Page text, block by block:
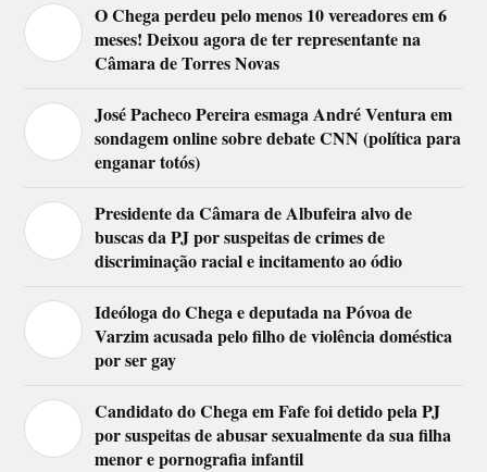
O Chega perdeu pelo menos 10 vereadores em 6
meses! Deixou agora de ter representante na
Câmara de Torres Novas
José Pacheco Pereira esmaga André Ventura em
sondagem online sobre debate CNN (política para
enganar totós)
Presidente da Câmara de Albufeira alvo de
buscas da PJ por suspeitas de crimes de
discriminação racial e incitamento ao ódio
Ideóloga do Chega e deputada na Póvoa de
Varzim acusada pelo filho de violência doméstica
por ser gay
Candidato do Chega em Fafe foi detido pela PJ
por suspeitas de abusar sexualmente da sua filha
menor e pornografia infantil